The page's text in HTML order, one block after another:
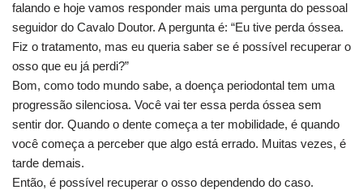
falando e hoje vamos responder mais uma pergunta do pessoal
seguidor do Cavalo Doutor. A pergunta é: “Eu tive perda óssea.
Fiz o tratamento, mas eu queria saber se é possível recuperar o
osso que eu já perdi?”
Bom, como todo mundo sabe, a doença periodontal tem uma
progressão silenciosa. Você vai ter essa perda óssea sem
sentir dor. Quando o dente começa a ter mobilidade, é quando
você começa a perceber que algo está errado. Muitas vezes, é
tarde demais.
Então, é possível recuperar o osso dependendo do caso.